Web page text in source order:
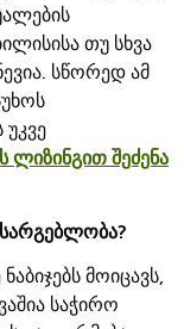
თუ სხვა
სწორედ ამ
ლიზინგით შეძენა
მოიცავს,
საჭირო